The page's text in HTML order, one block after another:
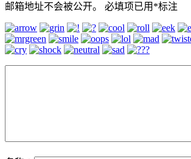
邮箱地址不会被公开。 必填项已用 *标注